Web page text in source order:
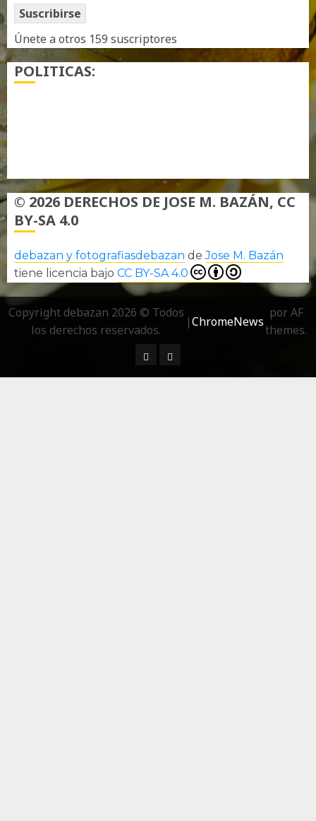
correo
electrónico
Suscribirse
Únete a otros 159 suscriptores
POLITICAS:
© 2026 DERECHOS DE JOSE M. BAZÁN, CC
BY-SA 4.0
debazan y fotografiasdebazan deJose M. Bazán
tiene licencia bajo CC BY-SA 4.0
Copyright debazan 2026 © Todos
los derechos reservados.
|ChromeNews
por AF
themes.
¿ Quién soy…?
Más información sobre las